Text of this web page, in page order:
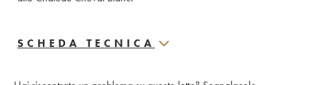
SCHEDA TECNICA